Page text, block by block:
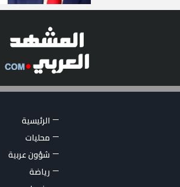
الرئيسية
محليات
شؤون عربية
رياضة